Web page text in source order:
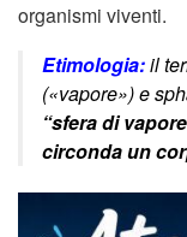
organismi viventi.
Etimologia:il
(«vapore») e
“sfera di
circonda un